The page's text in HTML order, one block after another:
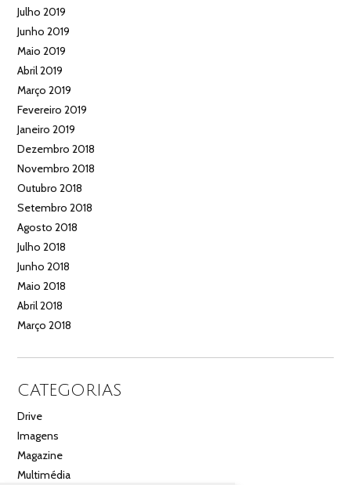
Julho 2019
Junho 2019
Maio 2019
Abril 2019
Março 2019
Fevereiro 2019
Janeiro 2019
Dezembro 2018
Novembro 2018
Outubro 2018
Setembro 2018
Agosto 2018
Julho 2018
Junho 2018
Maio 2018
Abril 2018
Março 2018
CATEGORIAS
Drive
Imagens
Magazine
Multimédia